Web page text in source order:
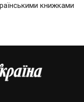
книжками